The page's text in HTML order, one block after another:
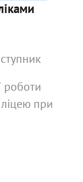
роботи
при